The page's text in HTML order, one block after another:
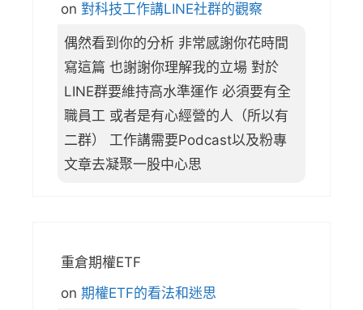
on 對科技工作講LINE社群的觀察
偶然看到你的分析 非常感謝你花時間
寫這篇 也謝謝你理解我的立場 對於
LINE群要維持高水準運作 必須要有全
職員工 或者是有心經營的人（所以有
二群） 工作講需要Podcast以及粉專
文章去凝聚一股中心思
重倉期權ETF
on 期權ETF的看法和迷思